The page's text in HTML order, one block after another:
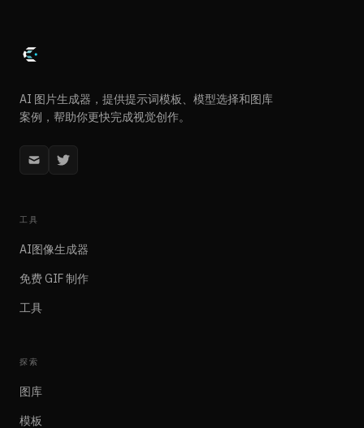
AI 图片生成器，提供提示词模板、模型选择和图库
案例，帮助你更快完成视觉创作。
工具
AI图像生成器
免费 GIF 制作
工具
探索
图库
模板